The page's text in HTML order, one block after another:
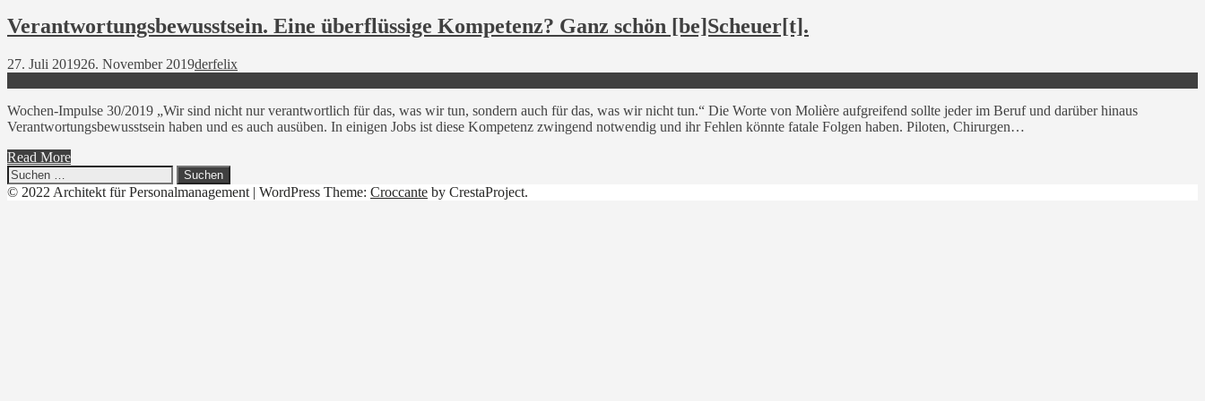
Verantwortungsbewusstsein. Eine überflüssige Kompetenz? Ganz schön [be]Scheuer[t].
27. Juli 201926. November 2019derfelix
Wochen-Impulse 30/2019 „Wir sind nicht nur verantwortlich für das, was wir tun, sondern auch für das, was wir nicht tun.“ Die Worte von Molière aufgreifend sollte jeder im Beruf und darüber hinaus
Verantwortungsbewusstsein haben und es auch ausüben. In einigen Jobs ist diese Kompetenz zwingend notwendig und ihr Fehlen könnte fatale Folgen haben. Piloten, Chirurgen…
Read More
Suchen
nach:
© 2022 Architekt für Personalmanagement | WordPress Theme: Croccante by CrestaProject.